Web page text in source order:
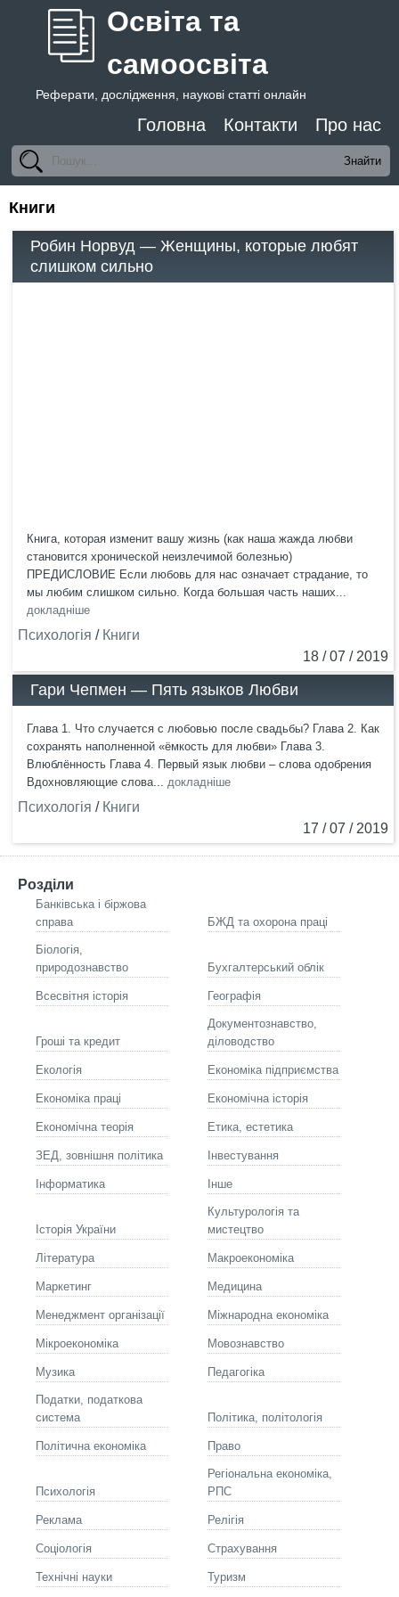
Освіта та
самоосвіта
Реферати, дослідження, наукові статті онлайн
Головна Контакти Про нас
Книги
Робин Норвуд — Женщины, которые любят
слишком сильно
Книга, которая изменит вашу жизнь (как наша жажда любви
становится хронической неизлечимой болезнью)
ПРЕДИСЛОВИЕ Если любовь для нас означает страдание, то
мы любим слишком сильно. Когда большая часть наших...
докладніше
Психологія / Книги
18 / 07 / 2019
Гари Чепмен — Пять языков Любви
Глава 1. Что случается с любовью после свадьбы? Глава 2. Как
сохранять наполненной «ёмкость для любви» Глава 3.
Влюблённость Глава 4. Первый язык любви – слова одобрения
Вдохновляющие слова... докладніше
Психологія / Книги
17 / 07 / 2019
Розділи
Банківська і біржова
справа
БЖД та охорона праці
Біологія,
природознавство
Бухгалтерський облік
Всесвітня історія Географія
Гроші та кредит
Документознавство,
діловодство
Екологія Економіка підприємства
Економіка праці Економічна історія
Економічна теорія Етика, естетика
ЗЕД, зовнішня політика Інвестування
Інформатика Інше
Історія України
Культурологія та
мистецтво
Літературa Макроекономіка
Маркетинг Медицина
Менеджмент організації Міжнародна економіка
Мікроекономіка Мовознавство
Музика Педагогіка
Податки, податкова
система
Політика, політологія
Політична економіка Право
Психологія
Регіональна економіка,
РПС
Реклама Релігія
Соціологія Страхування
Технічні науки Туризм